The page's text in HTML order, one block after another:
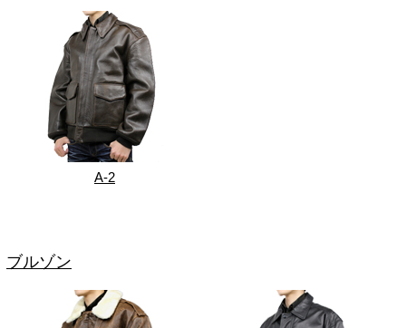
A-2
ブルゾン